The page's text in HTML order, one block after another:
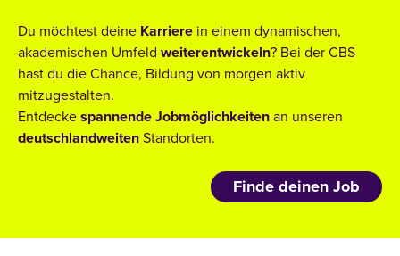
Du möchtest deine Karriere in einem dynamischen,
akademischen Umfeld weiterentwickeln? Bei der CBS
hast du die Chance, Bildung von morgen aktiv
mitzugestalten.
Entdecke spannende Jobmöglichkeiten an unseren
deutschlandweiten Standorten.
Finde deinen Job